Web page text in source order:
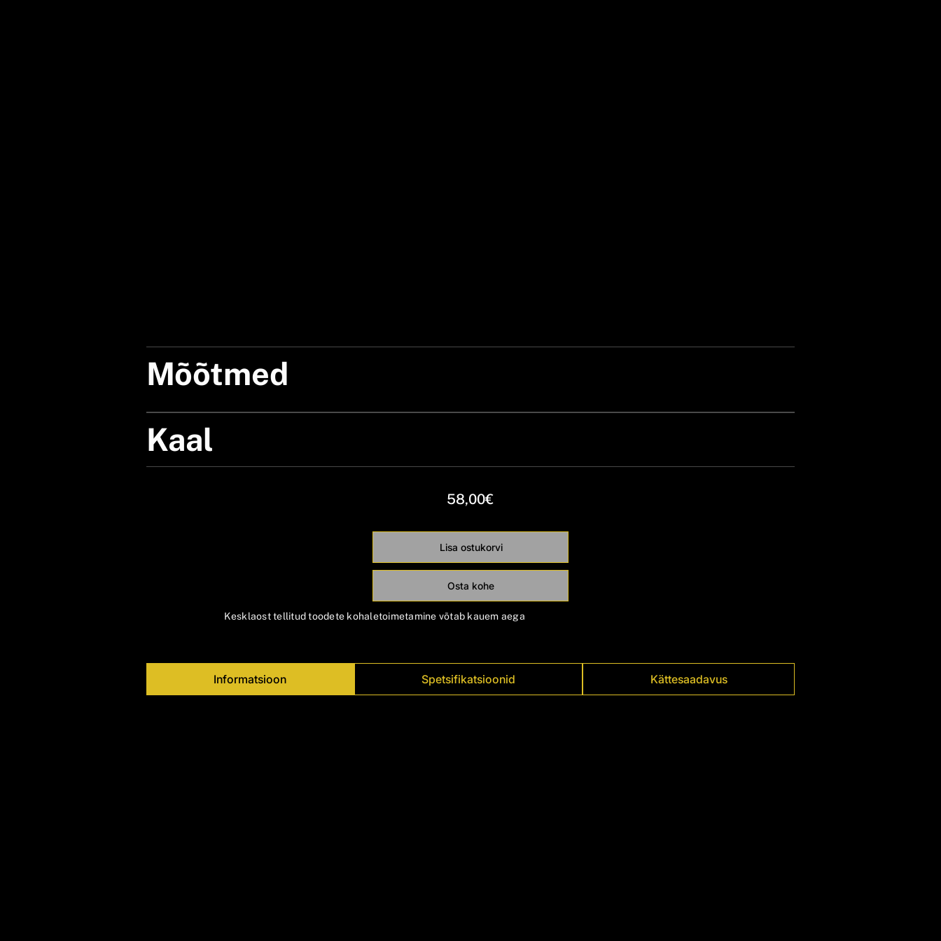
Mõõtmed
Kaal
58,00€
Lisa ostukorvi
Osta kohe
Kesklaost tellitud toodete kohaletoimetamine võtab kauem aega
Informatsioon Spetsifikatsioonid Kättesaadavus